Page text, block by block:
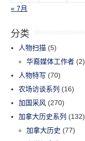
« 7月
分类
人物扫描 (5)
华裔媒体工作者 (2)
人物特写 (70)
农场访谈系列 (16)
加国采风 (270)
加拿大历史系列 (132)
加拿大历史 (77)